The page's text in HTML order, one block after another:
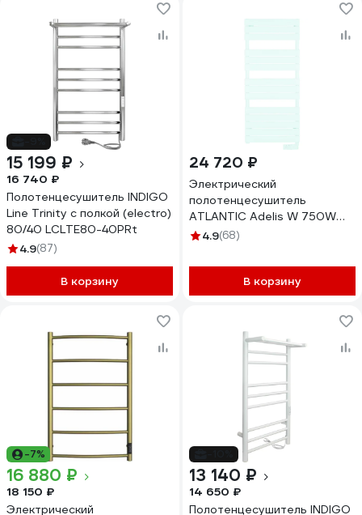
15 199 ₽
16 740 ₽
Полотенцесушитель INDIGO
Line Trinity с полкой (electro)
80/40 LСLTE80-40PRt
4.9(87)
В корзину
24 720 ₽
Электрический
полотенцесушитель
ATLANTIC Adelis W 750W
002239
4.9(68)
В корзину
-7%
16 880 ₽
18 150 ₽
Электрический
13 140 ₽
14 650 ₽
Полотенцесушитель INDIGO